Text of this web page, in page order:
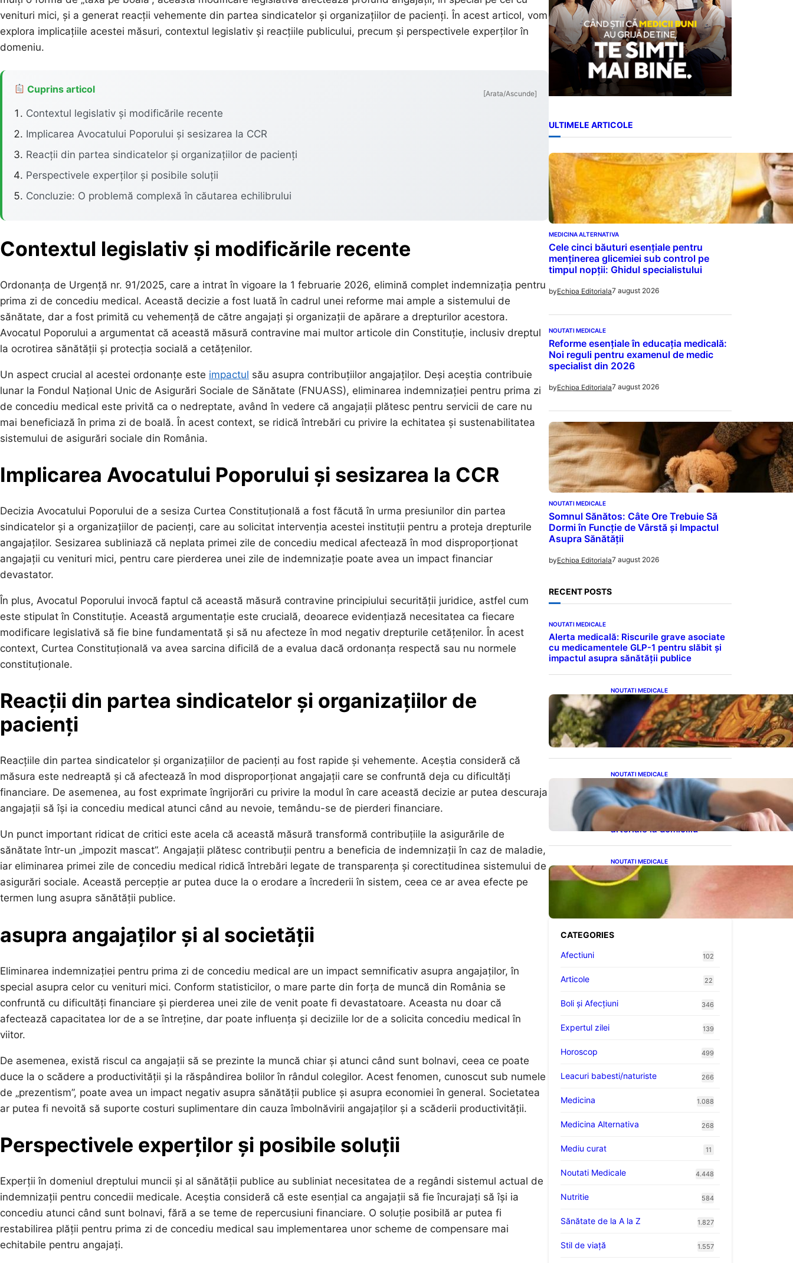
venituri mici, și a generat reacții vehemente din partea sindicatelor și organizațiilor de pacienți. În acest articol, vom
explora implicațiile acestei măsuri, contextul legislativ și reacțiile publicului, precum și perspectivele experților în
domeniu.
Cuprins articol [Arata/Ascunde]
Contextul legislativ și modificările recente
Implicarea Avocatului Poporului și sesizarea la CCR
Reacții din partea sindicatelor și organizațiilor de pacienți
Perspectivele experților și posibile soluții
Concluzie: O problemă complexă în căutarea echilibrului
Contextul legislativ și modificările recente
Ordonanța de Urgență nr. 91/2025, care a intrat în vigoare la 1 februarie 2026, elimină complet indemnizația pentru
prima zi de concediu medical. Această decizie a fost luată în cadrul unei reforme mai ample a sistemului de
sănătate, dar a fost primită cu vehemență de către angajați și organizații de apărare a drepturilor acestora.
Avocatul Poporului a argumentat că această măsură contravine mai multor articole din Constituție, inclusiv dreptul
la ocrotirea sănătății și protecția socială a cetățenilor.
Un aspect crucial al acestei ordonanțe este impactul său asupra contribuțiilor angajaților. Deși aceștia contribuie
lunar la Fondul Național Unic de Asigurări Sociale de Sănătate (FNUASS), eliminarea indemnizației pentru prima zi
de concediu medical este privită ca o nedreptate, având în vedere că angajații plătesc pentru servicii de care nu
mai beneficiază în prima zi de boală. În acest context, se ridică întrebări cu privire la echitatea și sustenabilitatea
sistemului de asigurări sociale din România.
Implicarea Avocatului Poporului și sesizarea la CCR
Decizia Avocatului Poporului de a sesiza Curtea Constituțională a fost făcută în urma presiunilor din partea
sindicatelor și a organizațiilor de pacienți, care au solicitat intervenția acestei instituții pentru a proteja drepturile
angajaților. Sesizarea subliniază că neplata primei zile de concediu medical afectează în mod disproporționat
angajații cu venituri mici, pentru care pierderea unei zile de indemnizație poate avea un impact financiar
devastator.
În plus, Avocatul Poporului invocă faptul că această măsură contravine principiului securității juridice, astfel cum
este stipulat în Constituție. Această argumentație este crucială, deoarece evidențiază necesitatea ca fiecare
modificare legislativă să fie bine fundamentată și să nu afecteze în mod negativ drepturile cetățenilor. În acest
context, Curtea Constituțională va avea sarcina dificilă de a evalua dacă ordonanța respectă sau nu normele
constituționale.
Reacții din partea sindicatelor și organizațiilor de
pacienți
Reacțiile din partea sindicatelor și organizațiilor de pacienți au fost rapide și vehemente. Aceștia consideră că
măsura este nedreaptă și că afectează în mod disproporționat angajații care se confruntă deja cu dificultăți
financiare. De asemenea, au fost exprimate îngrijorări cu privire la modul în care această decizie ar putea descuraja
angajații să își ia concediu medical atunci când au nevoie, temându-se de pierderi financiare.
Un punct important ridicat de critici este acela că această măsură transformă contribuțiile la asigurările de
sănătate într-un „impozit mascat”. Angajații plătesc contribuții pentru a beneficia de indemnizații în caz de maladie,
iar eliminarea primei zile de concediu medical ridică întrebări legate de transparența și corectitudinea sistemului de
asigurări sociale. Această percepție ar putea duce la o erodare a încrederii în sistem, ceea ce ar avea efecte pe
termen lung asupra sănătății publice.
asupra angajaților și al societății
Eliminarea indemnizației pentru prima zi de concediu medical are un impact semnificativ asupra angajaților, în
special asupra celor cu venituri mici. Conform statisticilor, o mare parte din forța de muncă din România se
confruntă cu dificultăți financiare și pierderea unei zile de venit poate fi devastatoare. Aceasta nu doar că
afectează capacitatea lor de a se întreține, dar poate influența și deciziile lor de a solicita concediu medical în
viitor.
De asemenea, există riscul ca angajații să se prezinte la muncă chiar și atunci când sunt bolnavi, ceea ce poate
duce la o scădere a productivității și la răspândirea bolilor în rândul colegilor. Acest fenomen, cunoscut sub numele
de „prezentism”, poate avea un impact negativ asupra sănătății publice și asupra economiei în general. Societatea
ar putea fi nevoită să suporte costuri suplimentare din cauza îmbolnăvirii angajaților și a scăderii productivității.
Perspectivele experților și posibile soluții
Experții în domeniul dreptului muncii și al sănătății publice au subliniat necesitatea de a regândi sistemul actual de
indemnizații pentru concedii medicale. Aceștia consideră că este esențial ca angajații să fie încurajați să își ia
concediu atunci când sunt bolnavi, fără a se teme de repercusiuni financiare. O soluție posibilă ar putea fi
restabilirea plății pentru prima zi de concediu medical sau implementarea unor scheme de compensare mai
echitabile pentru angajați.
ULTIMELE ARTICOLE
MEDICINA ALTERNATIVA
Cele cinci băuturi esențiale pentru
menținerea glicemiei sub control pe
timpul nopții: Ghidul specialistului
byEchipa Editoriala7 august 2026
NOUTATI MEDICALE
Reforme esențiale în educația medicală:
Noi reguli pentru examenul de medic
specialist din 2026
byEchipa Editoriala7 august 2026
NOUTATI MEDICALE
Somnul Sănătos: Câte Ore Trebuie Să
Dormi în Funcție de Vârstă și Impactul
Asupra Sănătății
byEchipa Editoriala7 august 2026
RECENT POSTS
NOUTATI MEDICALE
Alerta medicală: Riscurile grave asociate
cu medicamentele GLP-1 pentru slăbit și
impactul asupra sănătății publice
NOUTATI MEDICALE
Postul Adormirii Maicii
Domnului: Tradiții,
Superstiții și Implicații
Spiritualitate în 2026
NOUTATI MEDICALE
Îmbunătățirea sănătății
cardiovasculare: Patru
exerciții simple pentru
reducerea tensiunii
arteriale la domiciliu
NOUTATI MEDICALE
Cum bacteriile pielii
influențează atracția
țânțarilor: O nouă viziune
asupra alegerii victimelor
CATEGORIES
Afectiuni
102
Articole 22
Boli și Afecțiuni 346
Expertul zilei 139
Horoscop 499
Leacuri babesti/naturiste 266
Medicina 1.088
Medicina Alternativa 268
Mediu curat 11
Noutati Medicale 4.448
Nutritie 584
Sănătate de la A la Z 1.827
Stil de viaţă 1.557